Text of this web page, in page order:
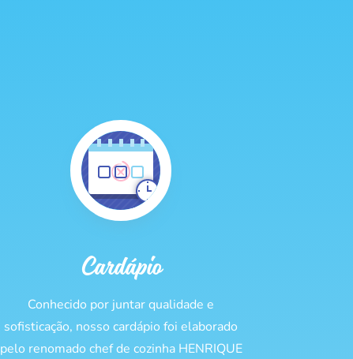
Cardápio
Conhecido por juntar qualidade e
sofisticação, nosso cardápio foi elaborado
pelo renomado chef de cozinha HENRIQUE